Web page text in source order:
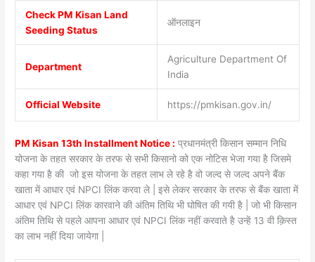
Check PM Kisan Land
Seeding Status
ऑनलाइन
Department
Agriculture Department Of
India
Official Website https://pmkisan.gov.in/
PM Kisan 13th Installment Notice : प्रधानमंत्री किसान सम्मान निधि
योजना के तहत सरकार के तरफ से सभी किसानो को एक नोटिस भेजा गया है जिसमे
कहा गया है की जो इस योजना के तहत लाभ ले रहे है वो जल्द से जल्द अपने बैंक
खाता में आधार एवं NPCI लिंक करवा ले | इसे लेकर सरकार के तरफ से बैंक खाता में
आधार एवं NPCI लिंक कारवाने की अंतिम तिथि भी घोषित की गयी है | जो भी किसान
अंतिम तिथि से पहले आपना आधार एवं NPCI लिंक नहीं करवाते है उन्हें 13 वी क़िस्त
का लाभ नहीं दिया जायेगा |